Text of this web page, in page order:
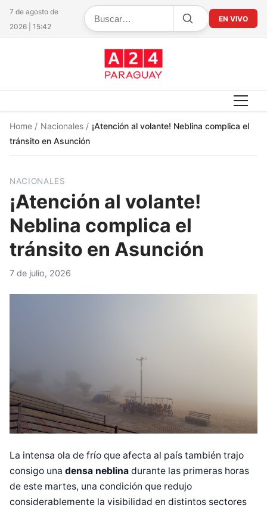
7 de agosto de
2026 | 15:42
EN VIVO
Home / Nacionales / ¡Atención al volante! Neblina complica el
tránsito en Asunción
NACIONALES
¡Atención al volante!
Neblina complica el
tránsito en Asunción
7 de julio, 2026
La intensa ola de frío que afecta al país también trajo
consigo una densa neblina durante las primeras horas
de este martes, una condición que redujo
considerablemente la visibilidad en distintos sectores